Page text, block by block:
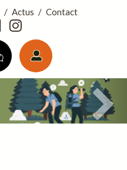
/ Actus / Contact